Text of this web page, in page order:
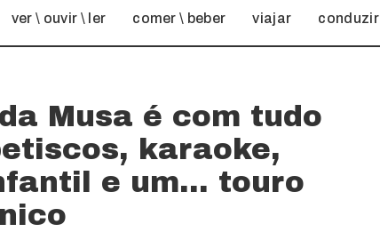
ver \ ouvir \ ler comer \ beber viajar conduzir
Musa é com tudo
karaoke,
e um… touro